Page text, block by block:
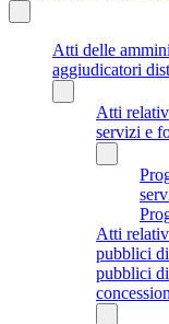
Atti delle
aggiudicatori
Atti
servizi e
Atti
pubblici
pubblici